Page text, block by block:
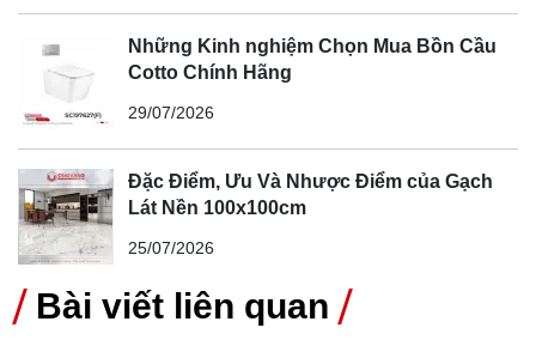
nhiêu. Mang cho mình vẻ bề ngoài với màu đen huyền bí
cùng với các đường rảnh nhỏ tạo nên điểm nhấn và được
đúc từ xi măng tạo nên mẫu ngói cứng chắc và bền bỉ,
hàng tại Ong Vàng.
Những Kinh nghiệm Chọn Mua Bồn Cầu
Cotto Chính Hãng
29/07/2026
Đặc Điểm, Ưu Và Nhược Điểm của Gạch
Lát Nền 100x100cm
25/07/2026
Bài viết liên quan